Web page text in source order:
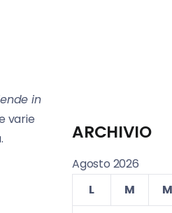
in
varie
ARCHIVIO
Agosto 2026
L
M M